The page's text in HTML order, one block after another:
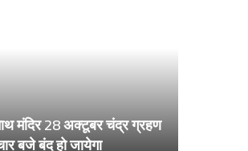
मंदिर 28 अक्टूबर चंद्र ग्रहण
बजे बंद हो जायेगा